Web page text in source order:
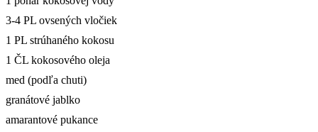
3-4 PL ovsených vločiek
1 PL strúhaného kokosu
1 ČL kokosového oleja
med (podľa chuti)
granátové jablko
amarantové pukance